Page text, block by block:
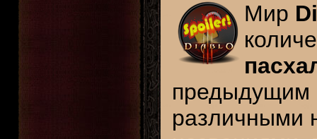
Мир
предыдущим
различными